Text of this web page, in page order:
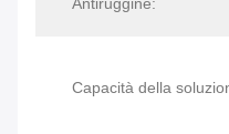
Antiruggine:
Capacità della